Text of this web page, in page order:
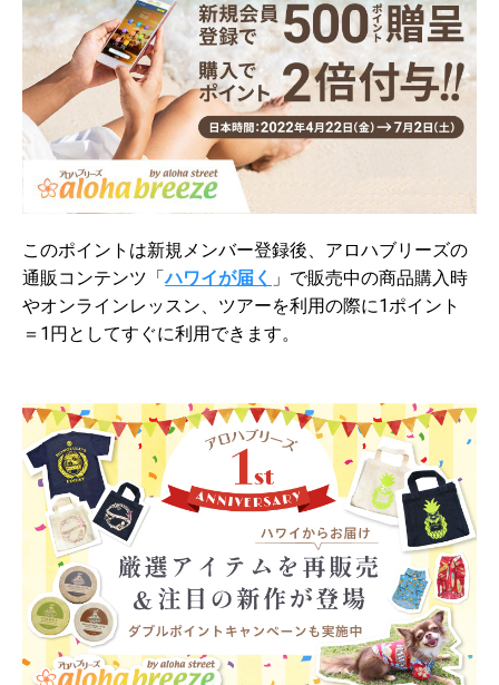
このポイントは新規メンバー登録後、アロハブリーズの
通販コンテンツ「ハワイが届く 」で販売中の商品購入時
やオンラインレッスン、ツアーを利用の際に1ポイント
＝1円としてすぐに利用できます。